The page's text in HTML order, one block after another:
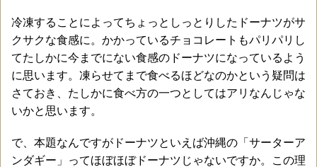
冷凍することによってちょっとしっとりしたドーナツがサ
クサクな食感に。かかっているチョコレートもパリパリし
てたしかに今までにない食感のドーナツになっているよう
に思います。凍らせてまで食べるほどなのかという疑問は
さておき、たしかに食べ方の一つとしてはアリなんじゃな
いかと思います。
で、本題なんですがドーナツといえば沖縄の「サーターア
ンダギー」ってほぼほぼドーナツじゃないですか。この理